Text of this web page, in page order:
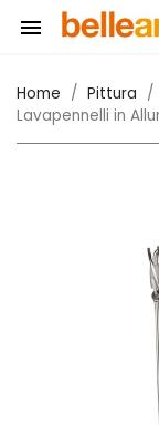

Home Pittura
Lavapennelli in